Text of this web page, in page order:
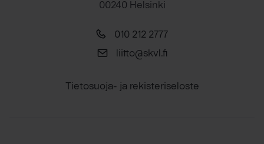
00240 Helsinki
010 212 2777
liitto@skvl.fi
Tietosuoja- ja rekisteriseloste